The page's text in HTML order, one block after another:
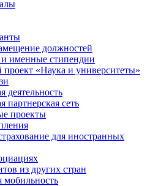
должностей
именные стипендии
«Наука и университеты»
деятельность
партнерская сеть
проекты
для иностранных
из других стран
мобильность